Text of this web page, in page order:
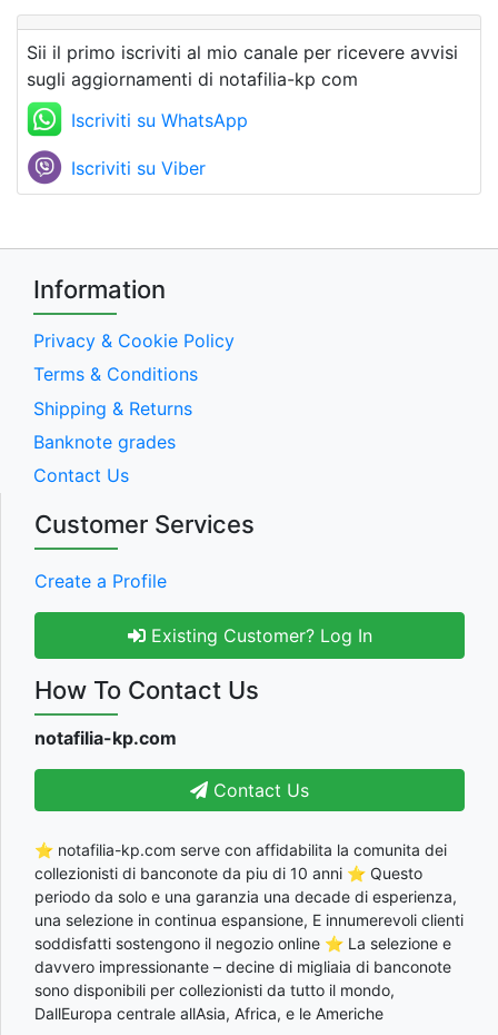
Sii il primo iscriviti al mio canale per ricevere avvisi
sugli aggiornamenti di notafilia-kp com
Iscriviti su WhatsApp
Iscriviti su Viber
Information
Privacy & Cookie Policy
Terms & Conditions
Shipping & Returns
Banknote grades
Contact Us
Customer Services
Create a Profile
Existing Customer? Log In
How To Contact Us
notafilia-kp.com
Contact Us
⭐ notafilia-kp.com serve con affidabilita la comunita dei
collezionisti di banconote da piu di 10 anni ⭐ Questo
periodo da solo e una garanzia una decade di esperienza,
una selezione in continua espansione, E innumerevoli clienti
soddisfatti sostengono il negozio online ⭐ La selezione e
davvero impressionante – decine di migliaia di banconote
sono disponibili per collezionisti da tutto il mondo,
DallEuropa centrale allAsia, Africa, e le Americhe